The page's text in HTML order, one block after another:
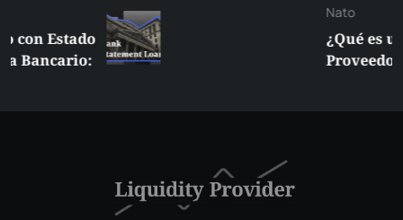
¿Qué es un
Proveedor de